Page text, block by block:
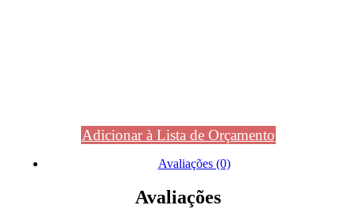
Adicionar à Lista de Orçamento
Avaliações (0)
Avaliações